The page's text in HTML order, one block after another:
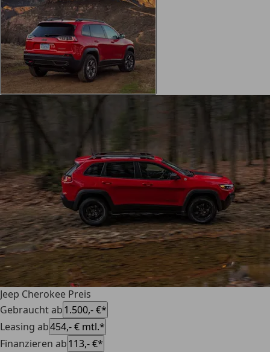
Jeep Cherokee Preis
Gebraucht ab1.500,- €*
Leasing ab454,- € mtl.*
Finanzieren ab113,- €*